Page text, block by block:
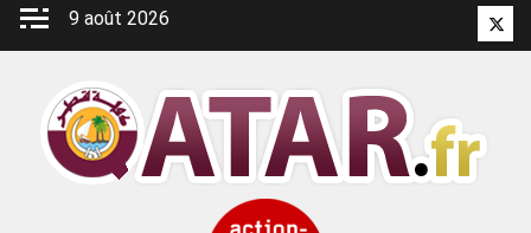
Aller
9 août 2026